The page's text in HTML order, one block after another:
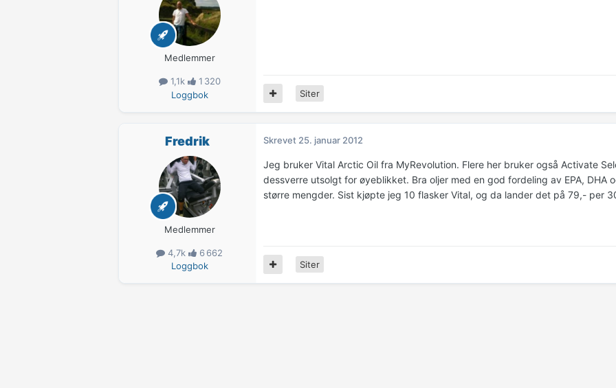
Medlemmer
1,1k
1 320
Loggbok
Siter
Fredrik
Medlemmer
4,7k
6 662
Loggbok
Skrevet 25. januar 2012
Jeg bruker Vital Arctic Oil fra MyRevolution. Flere her bruker også Activate
dessverre utsolgt for øyeblikket. Bra oljer med en god fordeling av EPA, DHA
større mengder. Sist kjøpte jeg 10 flasker Vital, og da lander det på 79,- per
Siter